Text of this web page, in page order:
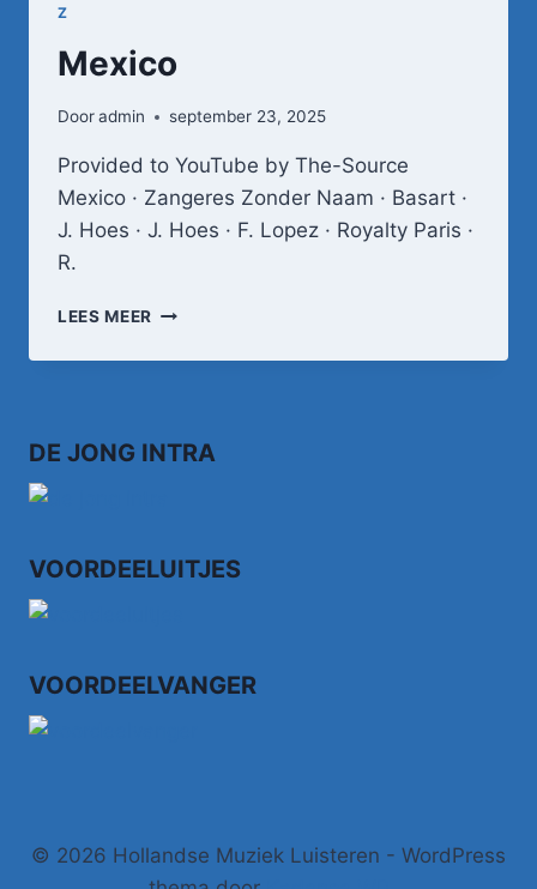
Z
Mexico
Dooradmin september 23, 2025
Provided to YouTube by The-Source
Mexico · Zangeres Zonder Naam · Basart ·
J. Hoes · J. Hoes · F. Lopez · Royalty Paris ·
R.
LEES MEER MEXICO
DE JONG INTRA
VOORDEELUITJES
VOORDEELVANGER
© 2026 Hollandse Muziek Luisteren - WordPress